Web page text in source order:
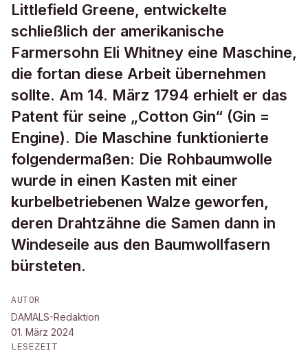
Littlefield Greene, entwickelte
schließlich der amerikanische
Farmersohn Eli Whitney eine Maschine,
die fortan diese Arbeit übernehmen
sollte. Am 14. März 1794 erhielt er das
Patent für seine „Cotton Gin“ (Gin =
Engine). Die Maschine funktionierte
folgendermaßen: Die Rohbaumwolle
wurde in einen Kasten mit einer
kurbelbetriebenen Walze geworfen,
deren Drahtzähne die Samen dann in
Windeseile aus den Baumwollfasern
bürsteten.
AUTOR
DAMALS-Redaktion
01. März 2024
LESEZEIT